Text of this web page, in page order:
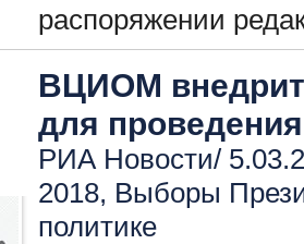
распоряжении
ВЦИОМ внедрит
для
РИА Новости/
2018, Выборы
политике